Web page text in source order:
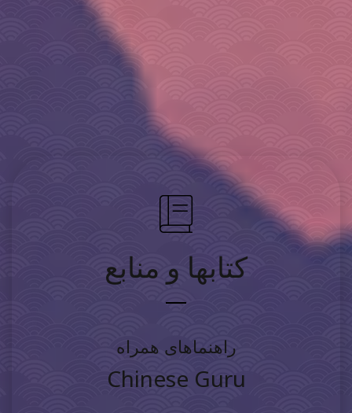
کتابها و منابع
راهنماهای همراه
Chinese Guru